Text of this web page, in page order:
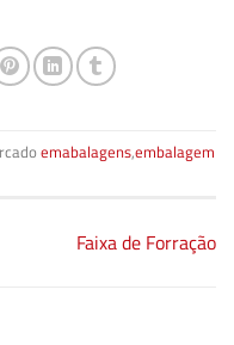
emabalagens,embalagem
Faixa de Forração